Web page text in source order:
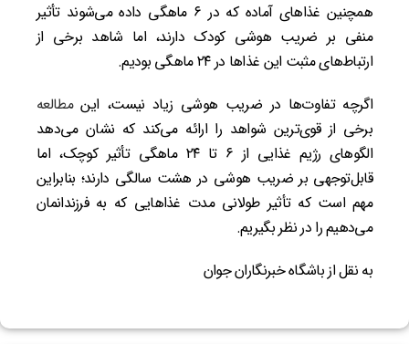
همچنین غذا‌های آماده که در ۶ ماهگی داده می‌شوند تأثیر
منفی بر ضریب هوشی کودک دارند، اما شاهد برخی از
ارتباط‌های مثبت این غذا‌ها در ۲۴ ماهگی بودیم.
اگرچه تفاوت‌ها در ضریب هوشی زیاد نیست، اینمطالعه
برخی از قوی‌ترین شواهد را ارائه می‌کند که نشان می‌دهد
الگو‌های رژیم غذایی از ۶ تا ۲۴ ماهگی تأثیر کوچک، اما
قابل‌توجهی بر ضریب هوشی در هشت سالگی دارند؛ بنابراین
مهم است که تأثیر طولانی‌ مدت غذا‌هایی که به فرزندانمان
می‌دهیم را در نظر بگیریم.
به نقل از باشگاه خبرنگاران جوان